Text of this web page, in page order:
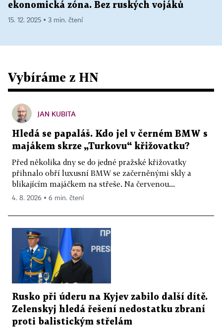
ekonomická zóna. Bez ruských vojáků
15. 12. 2025 ▪ 3 min. čtení
Vybíráme z HN
JAN KUBITA
Hledá se papaláš. Kdo jel v černém BMW s
majákem skrze „Turkovu“ křižovatku?
Před několika dny se do jedné pražské křižovatky
přihnalo obří luxusní BMW se začerněnými skly a
blikajícím majáčkem na střeše. Na červenou...
4. 8. 2026 ▪ 6 min. čtení
Rusko při úderu na Kyjev zabilo další dítě.
Zelenskyj hledá řešení nedostatku zbraní
proti balistickým střelám